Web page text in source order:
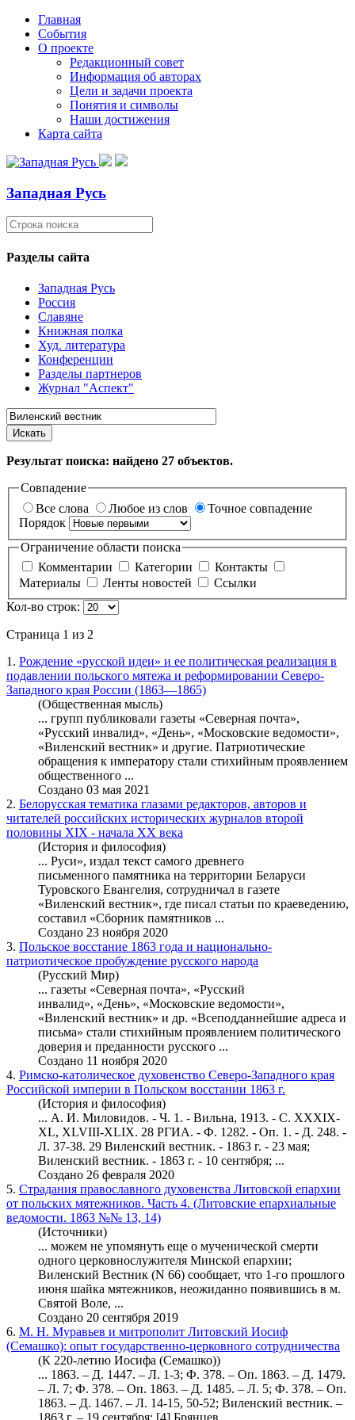
Главная
События
О проекте
Редакционный совет
Информация об авторах
Цели и задачи проекта
Понятия и символы
Наши достижения
Карта сайта
Западная Русь
Разделы сайта
Западная Русь
Россия
Славяне
Книжная полка
Худ. литература
Конференции
Разделы партнеров
Журнал "Аспект"
Искать
Результат поиска: найдено 27 объектов.
Совпадение
Все слова
Любое из слов
Точное совпадение
Порядок
Ограничение области поиска
Комментарии
Категории
Контакты
Материалы
Ленты новостей
Ссылки
Кол-во строк:
Страница 1 из 2
1. Рождение «русской идеи» и ее политическая реализация в
подавлении польского мятежа и реформировании Северо-
Западного края России (1863—1865)
(Общественная мысль)
... групп публиковали газеты «Северная почта»,
«Русский инвалид», «День», «Московские ведомости»,
«Виленский вестник» и другие. Патриотические
обращения к императору стали стихийным проявлением
общественного ...
Создано 03 мая 2021
2. Белорусская тематика глазами редакторов, авторов и
читателей российских исторических журналов второй
половины XIX - начала XX века
(История и философия)
... Руси», издал текст самого древнего
письменного памятника на территории Беларуси
Туровского Евангелия, сотрудничал в газете
«Виленский вестник», где писал статьи по краеведению,
составил «Сборник памятников ...
Создано 23 ноября 2020
3. Польское восстание 1863 года и национально-
патриотическое пробуждение русского народа
(Русский Мир)
... газеты «Северная почта», «Русский
инвалид», «День», «Московские ведомости»,
«Виленский вестник» и др. «Всеподданнейшие адреса и
письма» стали стихийным проявлением политического
доверия и преданности русского ...
Создано 11 ноября 2020
4. Римско-католическое духовенство Северо-Западного края
Российской империи в Польском восстании 1863 г.
(История и философия)
... А. И. Миловидов. - Ч. 1. - Вильна, 1913. - С. XXXIX-
XL, XLVIII-XLIX. 28 РГИА. - Ф. 1282. - Оп. 1. - Д. 248. -
Л. 37-38. 29 Виленский вестник. - 1863 г. - 23 мая;
Виленский вестник. - 1863 г. - 10 сентября; ...
Создано 26 февраля 2020
5. Страдания православного духовенства Литовской епархии
от польских мятежников. Часть 4. (Литовские епархиальные
ведомости. 1863 №№ 13, 14)
(Источники)
... можем не упомянуть еще о мученической смерти
одного церковнослужителя Минской епархии;
Виленский Вестник (N 66) сообщает, что 1-го прошлого
июня шайка мятежников, неожиданно появившись в м.
Святой Воле, ...
Создано 20 сентября 2019
6. М. Н. Муравьев и митрополит Литовский Иосиф
(Семашко): опыт государственно-церковного сотрудничества
(К 220-летию Иосифа (Семашко))
... 1863. – Д. 1447. – Л. 1-3; Ф. 378. – Оп. 1863. – Д. 1479.
– Л. 7; Ф. 378. – Оп. 1863. – Д. 1485. – Л. 5; Ф. 378. – Оп.
1863. – Д. 1467. – Л. 14-15, 50-52; Виленский вестник. –